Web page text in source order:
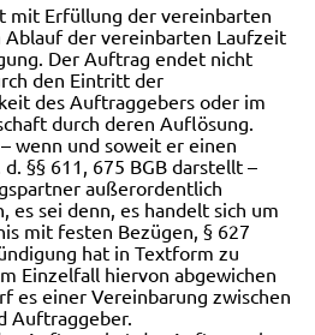
mit Erfüllung der vereinbarten
Ablauf der vereinbarten Laufzeit
Der Auftrag endet nicht
den Eintritt der
des Auftraggebers oder im
durch deren Auflösung.
wenn und soweit er einen
§§ 611, 675 BGB darstellt –
außerordentlich
es sei denn, es handelt sich um
mit festen Bezügen, § 627
hat in Textform zu
Einzelfall hiervon abgewichen
es einer Vereinbarung zwischen
Auftraggeber.